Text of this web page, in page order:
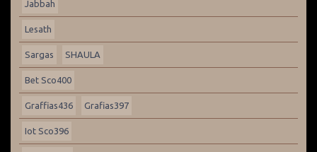
Jabbah
Lesath
Sargas SHAULA
Bet Sco400
Graffias436 Grafias397
Iot Sco396